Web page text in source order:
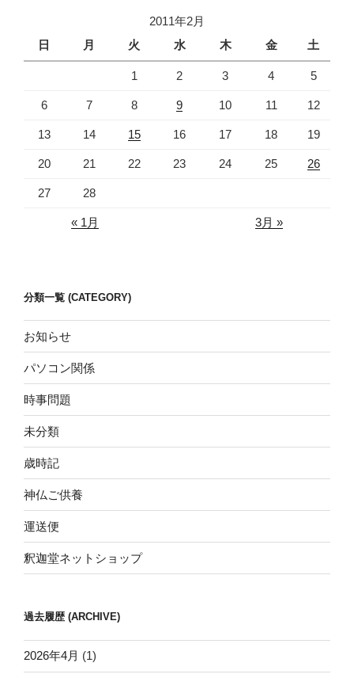
2011年2月
日
月 火 水 木 金 土
1 2 3 4 5
6 7 8 9 10 11 12
13 14 15 16 17 18 19
20 21 22 23 24 25 26
27 28
« 1月 3月 »
分類一覧 (CATEGORY)
お知らせ
パソコン関係
時事問題
未分類
歳時記
神仏ご供養
運送便
釈迦堂ネットショップ
過去履歴 (ARCHIVE)
2026年4月 (1)